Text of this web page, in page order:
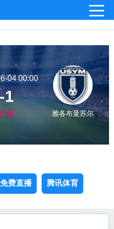
04 00:00
1
束 雅各布曼苏尔
免费直播 腾讯体育